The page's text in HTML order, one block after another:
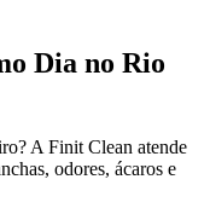
Dia no Rio
A Finit Clean atende
odores, ácaros e